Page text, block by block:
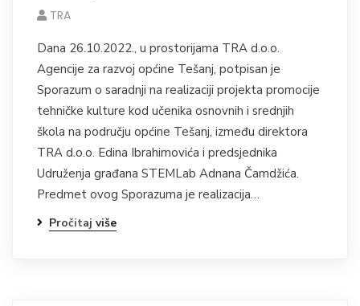
TRA
Dana 26.10.2022., u prostorijama TRA d.o.o.
Agencije za razvoj općine Tešanj, potpisan je
Sporazum o saradnji na realizaciji projekta promocije
tehničke kulture kod učenika osnovnih i srednjih
škola na području općine Tešanj, između direktora
TRA d.o.o. Edina Ibrahimovića i predsjednika
Udruženja građana STEMLab Adnana Čamdžića.
Predmet ovog Sporazuma je realizacija…
Pročitaj više